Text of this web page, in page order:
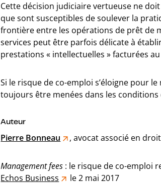
Cette décision judiciaire vertueuse ne
que sont susceptibles de soulever la
frontière entre les opérations de prêt de
services peut être parfois délicate à
prestations « intellectuelles » facturées
Si le risque de co-emploi s’éloigne pour
toujours être menées dans les
Auteur
Pierre Bonneau , avocat associé en
Management fees : le risque de co-emploi
Echos Business
le 2 mai 2017